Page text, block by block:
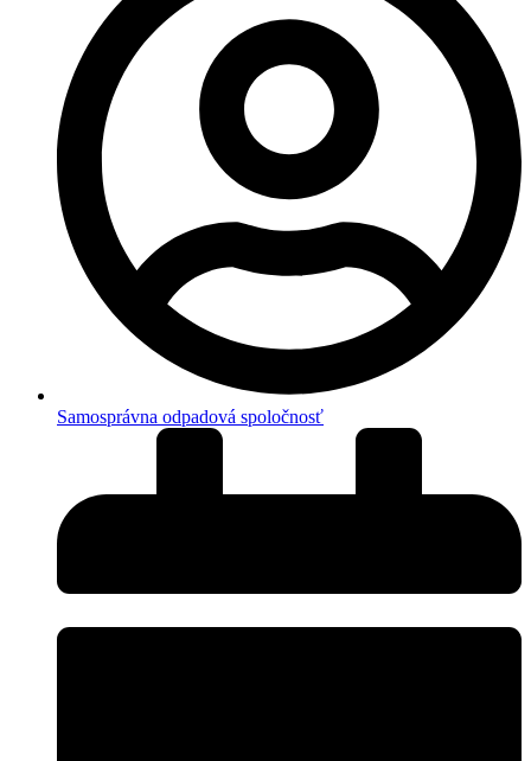
Samosprávna odpadová spoločnosť